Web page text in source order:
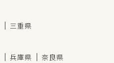
三重県
兵庫県
奈良県